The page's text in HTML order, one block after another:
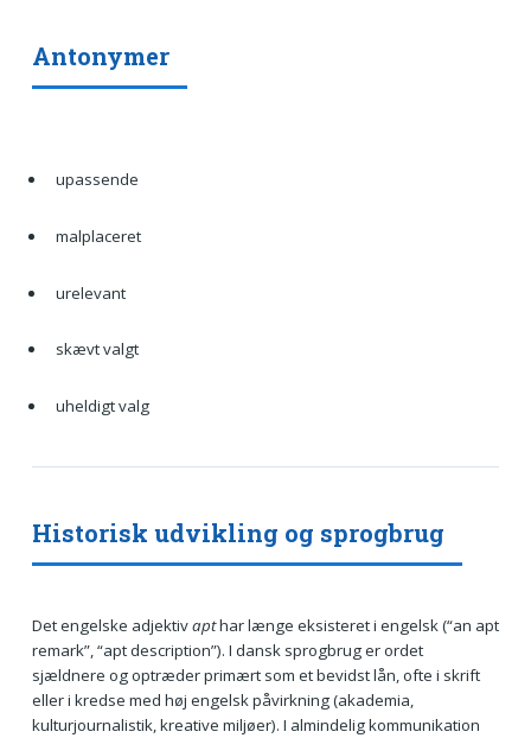
Antonymer
upassende
malplaceret
urelevant
skævt valgt
uheldigt valg
Historisk udvikling og sprogbrug
Det engelske adjektivapthar længe eksisteret i engelsk (“an apt
remark”, “apt description”). I dansk sprogbrug er ordet
sjældnere og optræder primært som et bevidst lån, ofte i skrift
eller i kredse med høj engelsk påvirkning (akademia,
kulturjournalistik, kreative miljøer). I almindelig kommunikation